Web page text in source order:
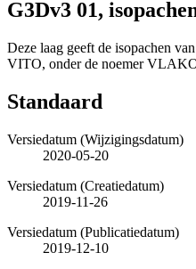
G3Dv3 01,
Deze laag geeft de isopachen
VITO, onder de noemer
Standaard
Versiedatum (Wijzigingsdatum)
2020-05-20
Versiedatum (Creatiedatum)
2019-11-26
Versiedatum (Publicatiedatum)
2019-12-10